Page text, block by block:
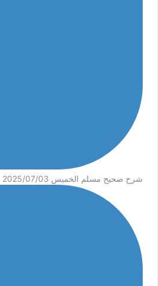
شرح صحيح مسلم الخميس 2025/07/03